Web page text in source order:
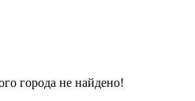
города не найдено!